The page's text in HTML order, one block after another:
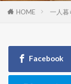
HOME 一人暮